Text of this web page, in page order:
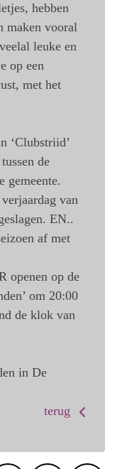
hebben
maken vooral
leuke en
op een
met het
‘Clubstriid’
de
gemeente.
van
EN..
af met
openen op de
om 20:00
de klok van
in De
terug